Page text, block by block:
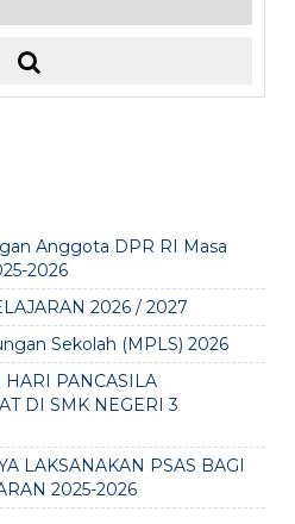
Anggota DPR RI Masa
2026
2026 / 2027
Sekolah (MPLS) 2026
HARI PANCASILA
DI SMK NEGERI 3
LAKSANAKAN PSAS BAGI
2025-2026